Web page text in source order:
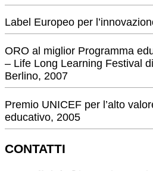
Label Europeo per
ORO al miglior Programma
– Life Long Learning Festival di
Berlino, 2007
Premio UNICEF per l’alto
educativo, 2005
CONTATTI